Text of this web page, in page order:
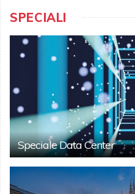
SPECIALI
Speciale Data Center